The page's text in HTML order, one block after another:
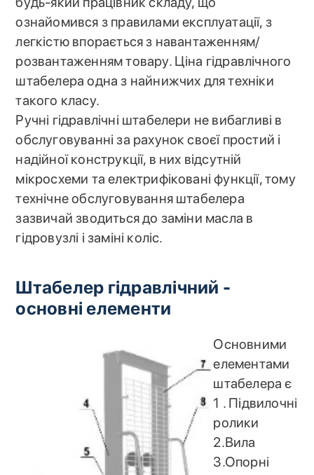
ознайомився з правилами експлуатації, з
легкістю впорається з навантаженням/
розвантаженням товару. Ціна гідравлічного
штабелера одна з найнижчих для техніки
такого класу.
Ручні гідравлічні штабелери не вибагливі в
обслуговуванні за рахунок своєї простий і
надійної конструкції, в них відсутній
мікросхеми та електрифіковані функції, тому
технічне обслуговування штабелера
зазвичай зводиться до заміни масла в
гідровузлі і заміні коліс.
Штабелер гідравлічний -
основні елементи
Основними
елементами
штабелера є
1 . Підвилочні
ролики
2.Вила
3.Опорні